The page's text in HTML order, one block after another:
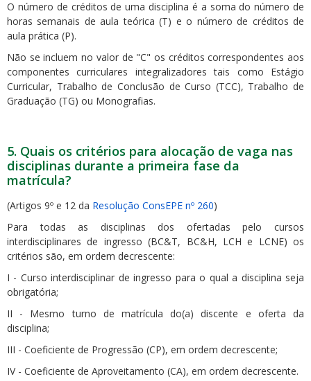
O número de créditos de uma disciplina é a soma do número de
horas semanais de aula teórica (T) e o número de créditos de
aula prática (P).
Não se incluem no valor de "C" os créditos correspondentes aos
componentes curriculares integralizadores tais como Estágio
Curricular, Trabalho de Conclusão de Curso (TCC), Trabalho de
Graduação (TG) ou Monografias.
5. Quais os critérios para alocação de vaga nas
disciplinas durante a primeira fase da
matrícula?
(Artigos 9º e 12 da Resolução ConsEPE nº 260)
Para todas as disciplinas dos ofertadas pelo cursos
interdisciplinares de ingresso (BC&T, BC&H, LCH e LCNE) os
critérios são, em ordem decrescente:
I - Curso interdisciplinar de ingresso para o qual a disciplina seja
obrigatória;
II - Mesmo turno de matrícula do(a) discente e oferta da
disciplina;
III - Coeficiente de Progressão (CP), em ordem decrescente;
IV - Coeficiente de Aproveitamento (CA), em ordem decrescente.